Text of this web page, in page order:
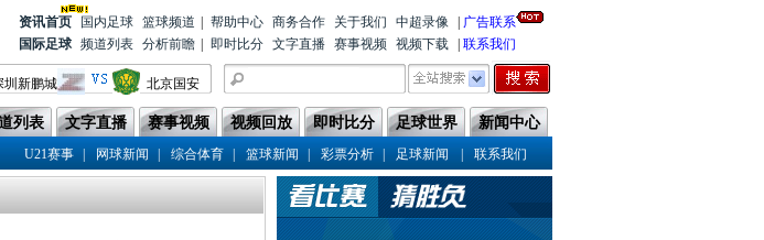
资讯首页 国内足球 篮球频道
国际足球 频道列表 分析前瞻
帮助中心 商务合作 关于我们 中超录像
广告联系
即时比分 文字直播 赛事视频 视频下载 联系我们
圳新鹏城
北京国安
京国安
大连英博
河南队
北京国安
列表 文字直播 赛事视频 视频回放 即时比分 足球世界 新闻中心
U21赛事 | 网球新闻 | 综合体育 | 篮球新闻 | 彩票分析 | 足球新闻 | 联系我们